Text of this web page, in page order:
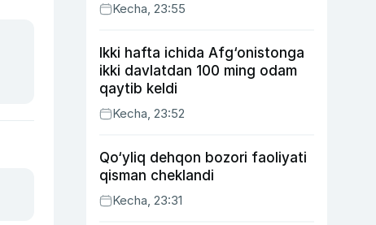
Kecha, 23:55
Ikki hafta ichida Afg‘onistonga
ikki davlatdan 100 ming odam
qaytib keldi
Kecha, 23:52
Qo‘yliq dehqon bozori faoliyati
qisman cheklandi
Kecha, 23:31